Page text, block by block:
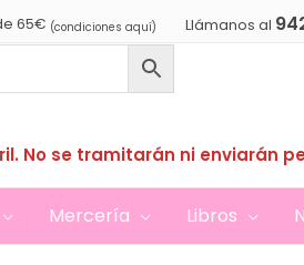
65€ (condiciones aquí) Llámanos al
No se tramitarán ni enviarán
Mercería Libros